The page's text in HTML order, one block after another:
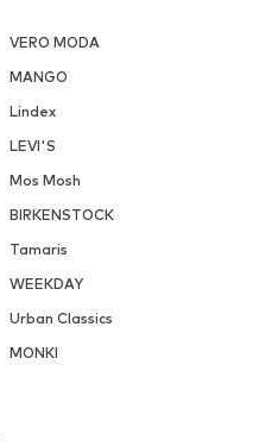
VERO MODA
MANGO
Lindex
LEVI'S
Mos Mosh
BIRKENSTOCK
Tamaris
WEEKDAY
Urban Classics
MONKI